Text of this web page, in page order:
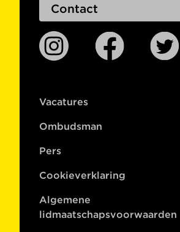
Contact
Vacatures
Ombudsman
Pers
Cookieverklaring
Algemene
lidmaatschapsvoorwaarden